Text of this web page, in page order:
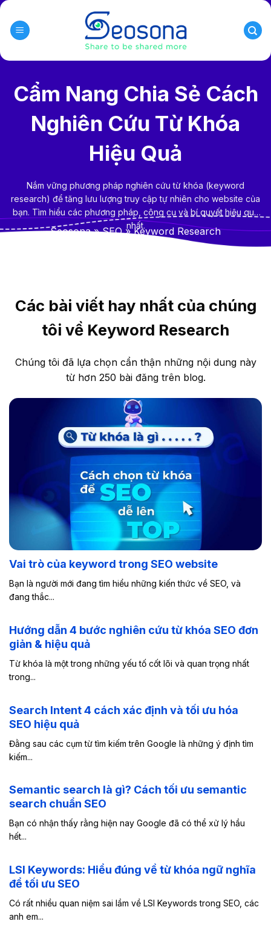
Skip
content
Cẩm Nang Chia Sẻ Cách
Nghiên Cứu Từ Khóa
Hiệu Quả
Nắm vững phương pháp nghiên cứu từ khóa (keyword
research) để tăng lưu lượng truy cập tự nhiên cho website của
bạn. Tìm hiểu các phương pháp, công cụ và bí quyết hiệu quả
nhất.
Seosona»SEO»Keyword Research
Các bài viết hay nhất của chúng
tôi về Keyword Research
Chúng tôi đã lựa chọn cẩn thận những nội dung này
từ hơn 250 bài đăng trên blog.
Vai trò của keyword trong SEO website
Bạn là người mới đang tìm hiểu những kiến thức về SEO, và
đang thắc...
Hướng dẫn 4 bước nghiên cứu từ khóa SEO đơn
giản & hiệu quả
Từ khóa là một trong những yếu tố cốt lõi và quan trọng nhất
trong...
Search Intent 4 cách xác định và tối ưu hóa
SEO hiệu quả
Đằng sau các cụm từ tìm kiếm trên Google là những ý định tìm
kiếm...
Semantic search là gì? Cách tối ưu semantic
search chuẩn SEO
Bạn có nhận thấy rằng hiện nay Google đã có thể xử lý hầu
hết...
LSI Keywords: Hiểu đúng về từ khóa ngữ nghĩa
để tối ưu SEO
Có rất nhiều quan niệm sai lầm về LSI Keywords trong SEO, các
anh em...